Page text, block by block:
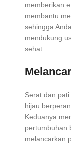
memberikan
membantu
sehingga
mendukung
sehat.
Serat dan
hijau
Keduanya
pertumbuhan
melancarkan